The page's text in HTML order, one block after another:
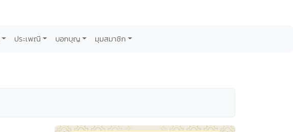
ประเพณี บอกบุญ มุมสมาชิก